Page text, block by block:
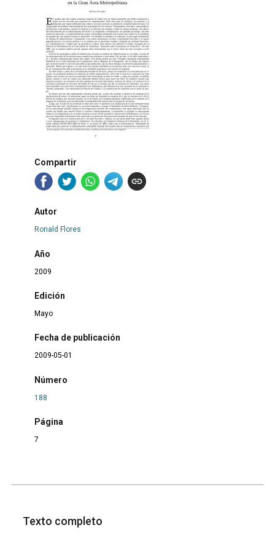
Compartir
Autor
Ronald Flores
Año
2009
Edición
Mayo
Fecha de publicación
2009-05-01
Número
188
Página
7
Texto completo